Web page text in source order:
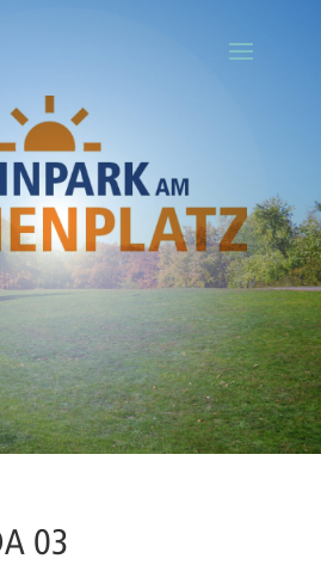
or remove this text inline or in the
can also style every aspect of this
settings and even apply custom CSS
settings.
03